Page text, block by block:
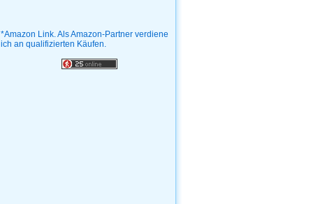
*Amazon Link. Als Amazon-Partner verdiene
ich an qualifizierten Käufen.